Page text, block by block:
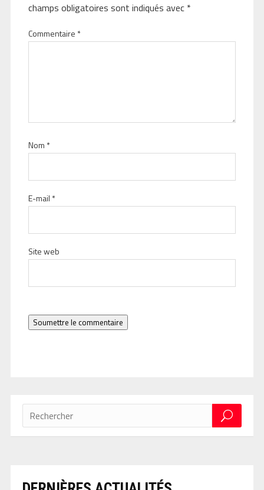
champs obligatoires sont indiqués avec *
Commentaire *
Nom *
E-mail *
Site web
Soumettre le commentaire